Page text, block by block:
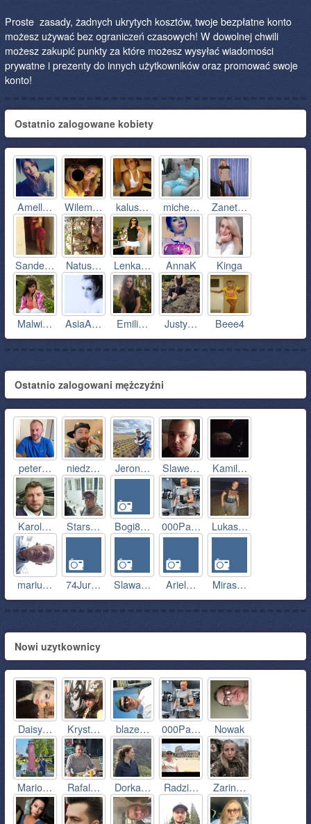
Proste zasady, żadnych ukrytych kosztów, twoje bezpłatne konto
możesz używać bez ograniczeń czasowych! W dowolnej chwili
możesz zakupić punkty za które możesz wysyłać wiadomości
prywatne i prezenty do innych użytkowników oraz promować swoje
konto!
Ostatnio zalogowane kobiety
Amell… Wilem… kalus… miche… Zanet…
Sande… Natus… Lenka… AnnaK Kinga
Malwi… AsiaA… Emili… Justy… Beee4
Ostatnio zalogowani mężczyźni
peter… niedz… Jeron… Slawe… Kamil…
Karol… Stars… Bogi8… 000Pa… Lukas…
mariu… 74Jur… Slawa… Ariel… Miras…
Nowi uzytkownicy
Daisy… Kryst… blaze… 000Pa… Nowak
Mario… Rafal… Dorka… Radzi… Zarin…